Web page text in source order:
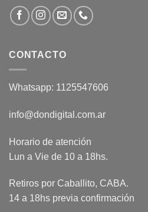
CONTACTO
Whatsapp: 1125547606
info@dondigital.com.ar
Horario de atención
Lun a Vie de 10 a 18hs.
Retiros por Caballito, CABA.
14 a 18hs previa confirmación